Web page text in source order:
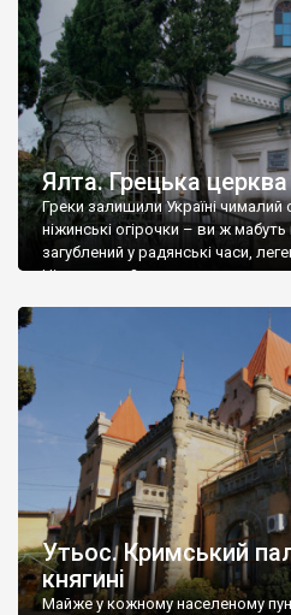
Ялта. Грецька
Греки залишили Україні
ніжинські огірочки – ви ж мабуть
загублений у радянські часи,
Ніжин греки?
Утьос. Кримський
княгині
Майже у кожному населеному